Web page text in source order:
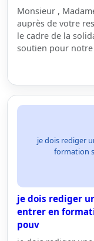
Monsieur ,
auprès de votre
le cadre de la
soutien pour
je dois rediger
formation
je dois rediger
entrer en
pouv